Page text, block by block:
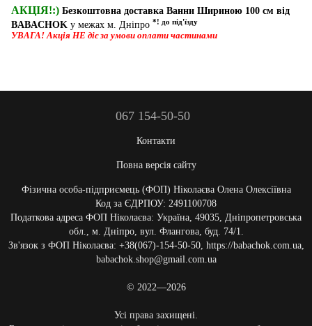
АКЦІЯ!:) Безкоштовна доставка Ванни Шириною 100 см від
BABACHOK у межах м. Дніпро *! до під'їзду
УВАГА! Акція НЕ діє за умови оплати частинами
067 154-50-50
Контакти
Повна версія сайту
Фізична особа-підприємець (ФОП) Ніколаєва Олена Олексіївна
Код за ЄДРПОУ: 2491100708
Податкова адреса ФОП Ніколаєва: Україна, 49035, Дніпропетровська
обл., м. Дніпро, вул. Флангова, буд. 74/1.
Зв'язок з ФОП Ніколаєва: +38(067)-154-50-50, https://babachok.com.ua,
babachok.shop@gmail.com.ua
© 2022—2026
Усі права захищені.